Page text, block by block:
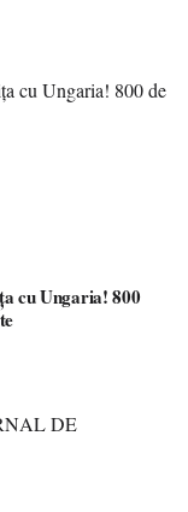
cu Ungaria! 800